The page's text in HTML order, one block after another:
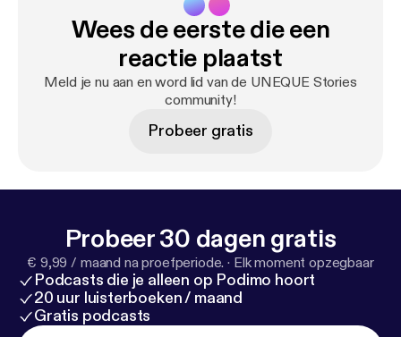
Wees de eerste die een
reactie plaatst
Meld je nu aan en word lid van de UNEQUE Stories
community!
Probeer gratis
Probeer 30 dagen gratis
€ 9,99 / maand na proefperiode. · Elk moment opzegbaar
Podcasts die je alleen op Podimo hoort
20 uur luisterboeken / maand
Gratis podcasts